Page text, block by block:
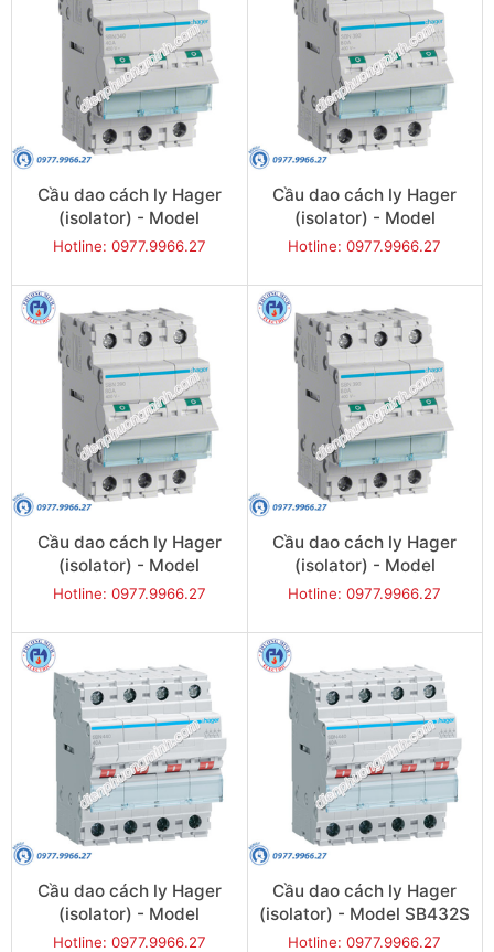
Cầu dao cách ly Hager
(isolator) - Model
SBN340
Hotline: 0977.9966.27
Cầu dao cách ly Hager
(isolator) - Model
SBN363
Hotline: 0977.9966.27
Cầu dao cách ly Hager
(isolator) - Model
SBN380
Hotline: 0977.9966.27
Cầu dao cách ly Hager
(isolator) - Model
SBN390
Hotline: 0977.9966.27
Cầu dao cách ly Hager
(isolator) - Model
SB432Q
Hotline: 0977.9966.27
Cầu dao cách ly Hager
(isolator) - Model SB432S
Hotline: 0977.9966.27